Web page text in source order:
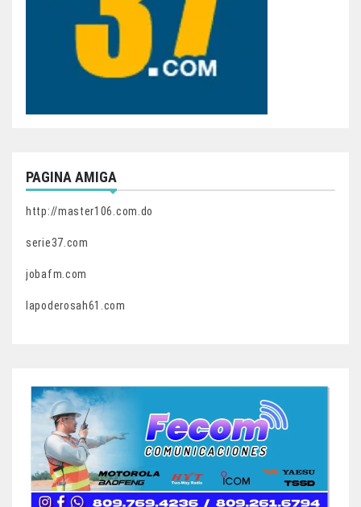
PAGINA AMIGA
http://master106.com.do
serie37.com
jobafm.com
lapoderosah61.com